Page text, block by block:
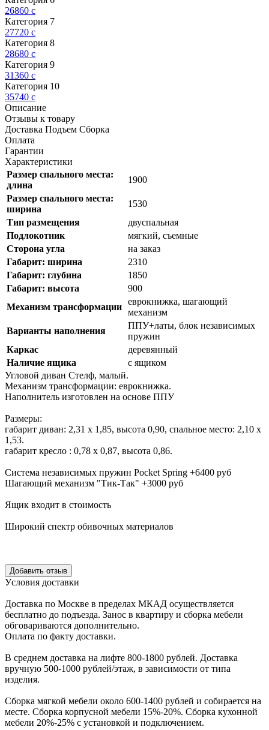
26860 c
Категория 7
27720 c
Категория 8
28680 c
Категория 9
31360 c
Категория 10
35740 c
Описание
Отзывы к товару
Доставка Подъем Сборка
Оплата
Гарантии
Характеристики
Размер спального места:
длина
1900
Размер спального места:
ширина
1530
Тип размещения
двуспальная
Подлокотник
мягкий, съемные
Cторона угла
на заказ
Габарит: ширина
2310
Габарит: глубина
1850
Габарит: высота
900
Механизм трансформации
еврокнижка, шагающий
механизм
Варианты наполнения
ППУ+латы, блок независимых
пружин
Каркас
деревянный
Наличие ящика
с ящиком
Угловой диван Стелф, малый.
Механизм трансформации: еврокнижка.
Наполнитель изготовлен на основе ППУ
Размеры:
габарит диван: 2,31 х 1,85, высота 0,90, спальное место: 2,10 х
1,53.
габарит кресло : 0,78 х 0,87, высота 0,86.
Система независимых пружин Pocket Spring +6400 руб
Шагающий механизм "Тик-Так" +3000 руб
Ящик входит в стоимость
Широкий спектр обивочных материалов
Уcловия доcтавки
Доcтавка по Моcкве в пределах МКАД оcущеcтвляетcя
беcплатно до подъезда. Заноc в квартиру и cборка мебели
обговариваютcя дополнительно.
Оплата по факту доставки.
В cреднем доcтавка на лифте 800-1800 рублей. Доcтавка
вручную 500-1000 рублей/этаж, в завиcимоcти от типа
изделия.
Сборка мягкой мебели около 600-1400 рублей и собирается на
месте. Сборка корпусной мебели 15%-20%. Сборка кухонной
мебели 20%-25% с установкой и подключением.